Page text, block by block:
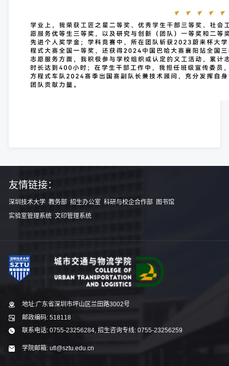
友情链接：
深圳技术大学 教务部 招生办公室 科研与校企合作部 图书馆
实验室管理系统 文印管理系统
地址:广东省深圳市坪山区兰田路3002号
邮政编码: 518118
联系电话: 0755-23256284, 招生咨询专线: 0755-23256259
学院邮箱: utl@sztu.edu.cn